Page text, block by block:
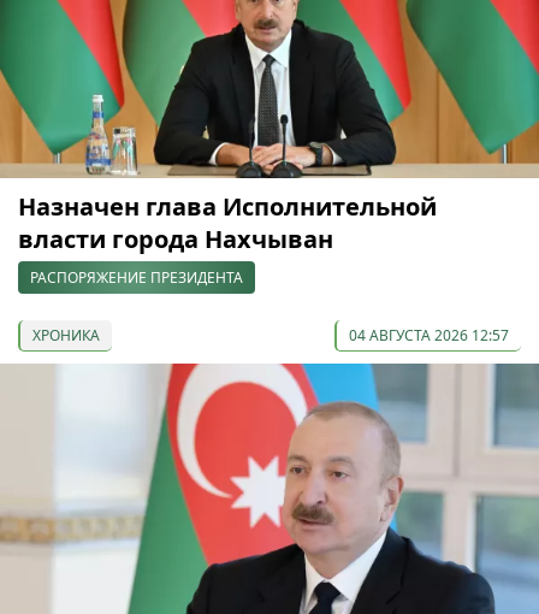
Назначен глава Исполнительной
власти города Нахчыван
РАСПОРЯЖЕНИЕ ПРЕЗИДЕНТА
ХРОНИКА 04 АВГУСТА 2026 12:57